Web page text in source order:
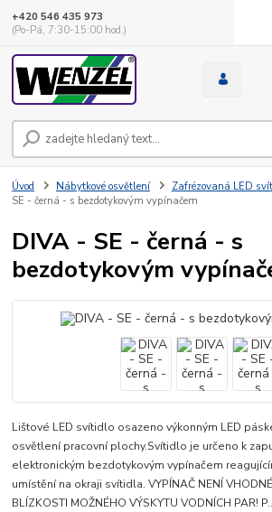
+420 546 435 973
(Po-Pá, 7:30-15:00 hod.)
Úvod Nábytkové osvětlení Zafrézovaná LED
SE - černá - s bezdotykovým vypínačem
DIVA - SE - černá - s
bezdotykovým
Lištové LED svítidlo osazeno výkonným LED
osvětlení pracovní plochy.Svítidlo je určeno k
elektronickým bezdotykovým vypínačem
umístění na okraji svítidla. VYPÍNAČ NENÍ
BLÍZKOSTI MOŽNÉHO VÝSKYTU VODNÍCH PAR!